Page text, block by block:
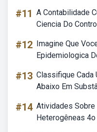
#11 A Contabilidade
Ciencia Do
#12 Imagine Que
Epidemiologica
#13 Classifique Cada
Abaixo Em
#14 Atividades
Heterogêneas 4o